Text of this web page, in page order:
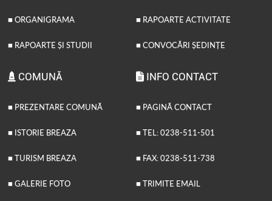
■ ORGANIGRAMA
■ RAPOARTE ȘI STUDII
■ RAPOARTE ACTIVITATE
■ CONVOCĂRI ȘEDINȚE
COMUNĂ
■ PREZENTARE COMUNĂ
■ ISTORIE BREAZA
■ TURISM BREAZA
■ GALERIE FOTO
INFO CONTACT
■ PAGINĂ CONTACT
■ TEL: 0238-511-501
■ FAX: 0238-511-738
■ TRIMITE EMAIL